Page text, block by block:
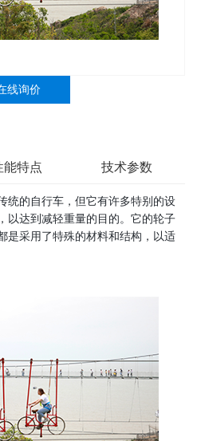
线询价
能特点 技术参数
统的自行车，但它有许多特别的设
以达到减轻重量的目的。它的轮子
是采用了特殊的材料和结构，以适